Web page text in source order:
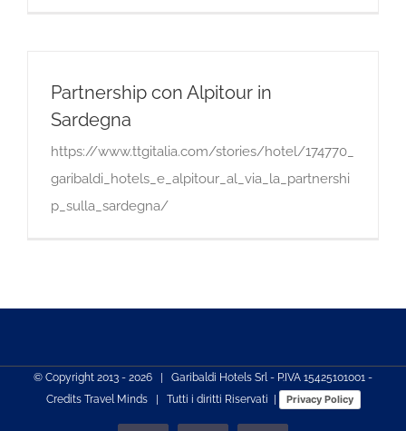
Partnership con Alpitour in
Sardegna
https://www.ttgitalia.com/stories/hotel/174770_
garibaldi_hotels_e_alpitour_al_via_la_partnershi
p_sulla_sardegna/
© Copyright 2013 - 2026 | Garibaldi Hotels Srl - P.IVA 15425101001 -
Credits Travel Minds| Tutti i diritti Riservati | Privacy Policy